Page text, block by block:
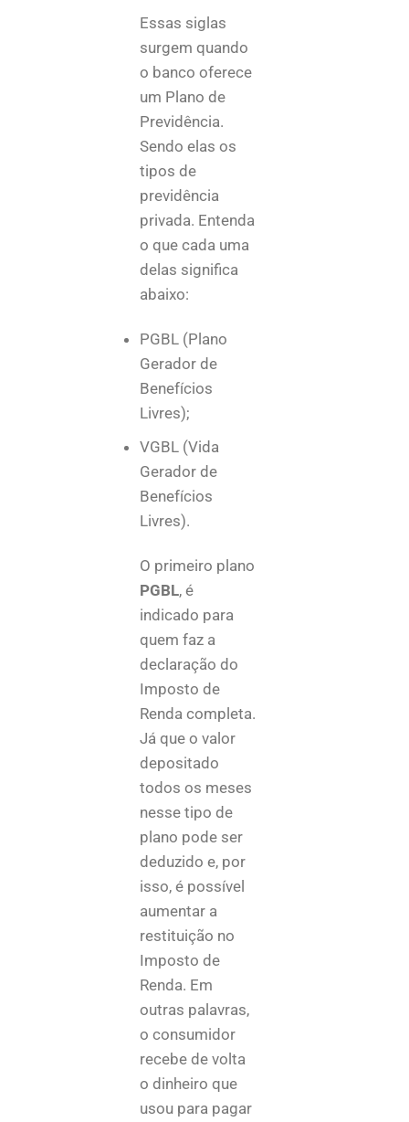
Essas siglas
surgem quando
o banco oferece
um Plano de
Previdência.
Sendo elas os
tipos de
previdência
privada. Entenda
o que cada uma
delas significa
abaixo:
PGBL (Plano
Gerador de
Benefícios
Livres);
VGBL (Vida
Gerador de
Benefícios
Livres).
O primeiro plano
PGBL, é
indicado para
quem faz a
declaração do
Imposto de
Renda completa.
Já que o valor
depositado
todos os meses
nesse tipo de
plano pode ser
deduzido e, por
isso, é possível
aumentar a
restituição no
Imposto de
Renda. Em
outras palavras,
o consumidor
recebe de volta
o dinheiro que
usou para pagar